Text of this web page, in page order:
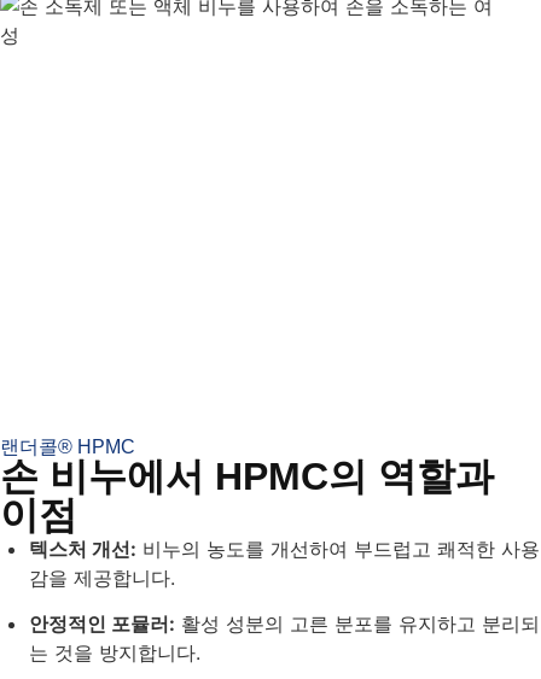
랜더콜® HPMC
손 비누에서 HPMC의 역할과
이점
텍스처 개선: 비누의 농도를 개선하여 부드럽고 쾌적한 사용
감을 제공합니다.
안정적인 포뮬러: 활성 성분의 고른 분포를 유지하고 분리되
는 것을 방지합니다.